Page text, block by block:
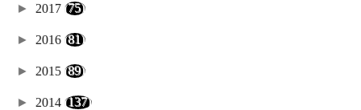
► 2017 (75)
► 2016 (81)
► 2015 (89)
► 2014 (137)